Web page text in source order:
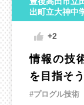
出町立大神中
+2
情報の技
を目指そう
#プログル技術